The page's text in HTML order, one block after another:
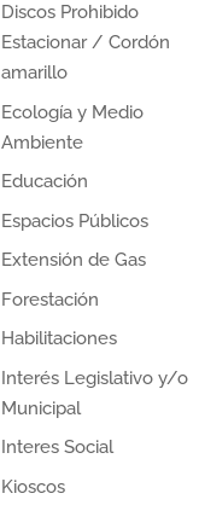
Discos Prohibido
Estacionar / Cordón
amarillo
Ecología y Medio
Ambiente
Educación
Espacios Públicos
Extensión de Gas
Forestación
Habilitaciones
Interés Legislativo y/o
Municipal
Interes Social
Kioscos